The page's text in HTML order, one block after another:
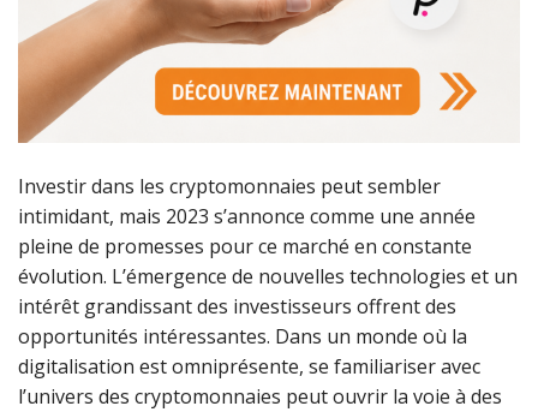
Investir dans les cryptomonnaies peut sembler
intimidant, mais 2023 s’annonce comme une année
pleine de promesses pour ce marché en constante
évolution. L’émergence de nouvelles technologies et un
intérêt grandissant des investisseurs offrent des
opportunités intéressantes. Dans un monde où la
digitalisation est omniprésente, se familiariser avec
l’univers des cryptomonnaies peut ouvrir la voie à des